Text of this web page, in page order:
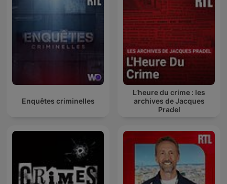
Enquêtes criminelles
L’heure du crime : les
archives de Jacques
Pradel